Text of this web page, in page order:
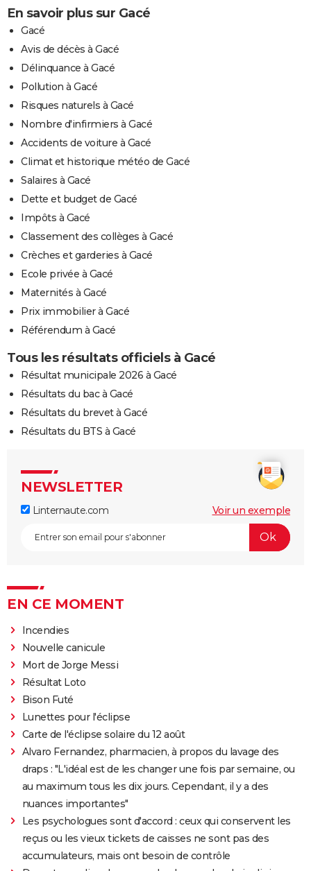
En savoir plus sur Gacé
Gacé
Avis de décès à Gacé
Délinquance à Gacé
Pollution à Gacé
Risques naturels à Gacé
Nombre d'infirmiers à Gacé
Accidents de voiture à Gacé
Climat et historique météo de Gacé
Salaires à Gacé
Dette et budget de Gacé
Impôts à Gacé
Classement des collèges à Gacé
Crèches et garderies à Gacé
Ecole privée à Gacé
Maternités à Gacé
Prix immobilier à Gacé
Référendum à Gacé
Tous les résultats officiels à Gacé
Résultat municipale 2026 à Gacé
Résultats du bac à Gacé
Résultats du brevet à Gacé
Résultats du BTS à Gacé
NEWSLETTER
Linternaute.com Voir un exemple
EN CE MOMENT
Incendies
Nouvelle canicule
Mort de Jorge Messi
Résultat Loto
Bison Futé
Lunettes pour l'éclipse
Carte de l'éclipse solaire du 12 août
Alvaro Fernandez, pharmacien, à propos du lavage des
draps : "L'idéal est de les changer une fois par semaine, ou
au maximum tous les dix jours. Cependant, il y a des
nuances importantes"
Les psychologues sont d'accord : ceux qui conservent les
reçus ou les vieux tickets de caisses ne sont pas des
accumulateurs, mais ont besoin de contrôle